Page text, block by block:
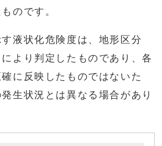
のです。
液状化危険度は、地形区分
により判定したものであり、各
に反映したものではないた
生状況とは異なる場合があり